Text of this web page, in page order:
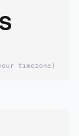
timezone)